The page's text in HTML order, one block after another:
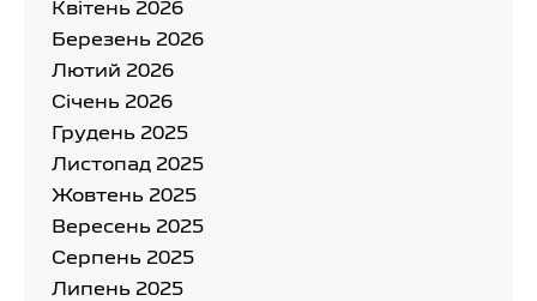
Квітень 2026
Березень 2026
Лютий 2026
Cічень 2026
Грудень 2025
Листопад 2025
Жовтень 2025
Вересень 2025
Серпень 2025
Липень 2025